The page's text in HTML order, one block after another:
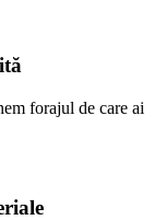
forajul de care ai